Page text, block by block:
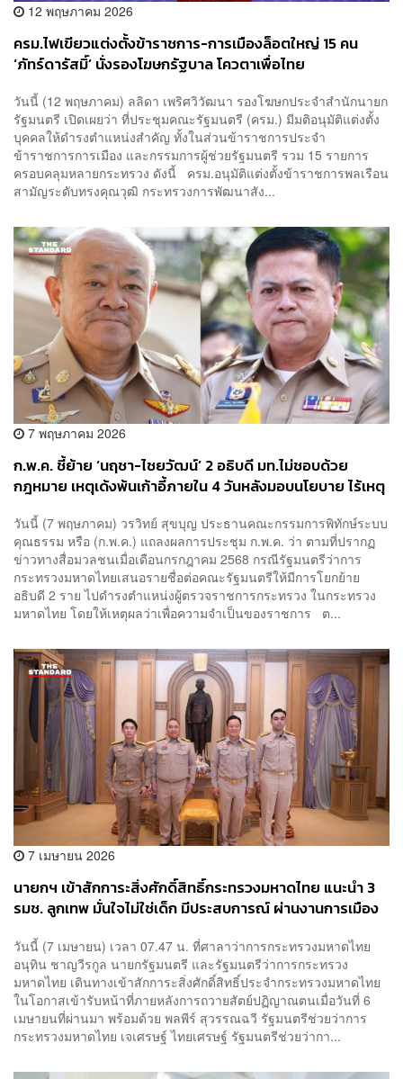
12 พฤษภาคม 2026
ครม.ไฟเขียวแต่งตั้งข้าราชการ-การเมืองล็อตใหญ่ 15 คน
‘ภัทร์ดารัสมิ์’ นั่งรองโฆษกรัฐบาล โควตาเพื่อไทย
วันนี้ (12 พฤษภาคม) ลลิดา เพริศวิวัฒนา รองโฆษกประจำสำนักนายก
รัฐมนตรี เปิดเผยว่า ที่ประชุมคณะรัฐมนตรี (ครม.) มีมติอนุมัติแต่งตั้ง
บุคคลให้ดำรงตำแหน่งสำคัญ ทั้งในส่วนข้าราชการประจำ
ข้าราชการการเมือง และกรรมการผู้ช่วยรัฐมนตรี รวม 15 รายการ
ครอบคลุมหลายกระทรวง ดังนี้ ครม.อนุมัติแต่งตั้งข้าราชการพลเรือน
สามัญระดับทรงคุณวุฒิ กระทรวงการพัฒนาสัง...
7 พฤษภาคม 2026
ก.พ.ค. ชี้ย้าย ‘นฤชา-ไชยวัฒน์’ 2 อธิบดี มท.ไม่ชอบด้วย
กฎหมาย เหตุเด้งพ้นเก้าอี้ภายใน 4 วันหลังมอบนโยบาย ไร้เหตุ
วันนี้ (7 พฤษภาคม) วรวิทย์ สุขบุญ ประธานคณะกรรมการพิทักษ์ระบบ
คุณธรรม หรือ (ก.พ.ค.) แถลงผลการประชุม ก.พ.ค. ว่า ตามที่ปรากฏ
ข่าวทางสื่อมวลชนเมื่อเดือนกรกฎาคม 2568 กรณีรัฐมนตรีว่าการ
กระทรวงมหาดไทยเสนอรายชื่อต่อคณะรัฐมนตรีให้มีการโยกย้าย
อธิบดี 2 ราย ไปดำรงตำแหน่งผู้ตรวจราชการกระทรวง ในกระทรวง
มหาดไทย โดยให้เหตุผลว่าเพื่อความจำเป็นของราชการ ต...
7 เมษายน 2026
นายกฯ เข้าสักการะสิ่งศักดิ์สิทธิ์กระทรวงมหาดไทย แนะนำ 3
รมช. ลูกเทพ มั่นใจไม่ใช่เด็ก มีประสบการณ์ ผ่านงานการเมือง
วันนี้ (7 เมษายน) เวลา 07.47 น. ที่ศาลาว่าการกระทรวงมหาดไทย
อนุทิน ชาญวีรกูล นายกรัฐมนตรี และรัฐมนตรีว่าการกระทรวง
มหาดไทย เดินทางเข้าสักการะสิ่งศักดิ์สิทธิ์ประจำกระทรวงมหาดไทย
ในโอกาสเข้ารับหน้าที่ภายหลังการถวายสัตย์ปฏิญาณตนเมื่อวันที่ 6
เมษายนที่ผ่านมา พร้อมด้วย พลพีร์ สุวรรณฉวี รัฐมนตรีช่วยว่าการ
กระทรวงมหาดไทย เจเศรษฐ์ ไทยเศรษฐ์ รัฐมนตรีช่วยว่ากา...